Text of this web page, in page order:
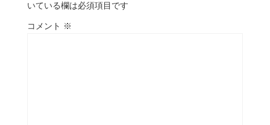
いている欄は必須項目です
コメント ※